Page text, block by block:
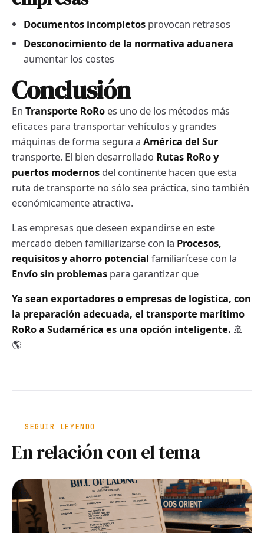
Documentos incompletos provocan retrasos
Desconocimiento de la normativa aduanera
aumentar los costes
Conclusión
En Transporte RoRo es uno de los métodos más
eficaces para transportar vehículos y grandes
máquinas de forma segura a América del Sur
transporte. El bien desarrollado Rutas RoRo y
puertos modernos del continente hacen que esta
ruta de transporte no sólo sea práctica, sino también
económicamente atractiva.
Las empresas que deseen expandirse en este
mercado deben familiarizarse con la Procesos,
requisitos y ahorro potencial familiarícese con la
Envío sin problemas para garantizar que
Ya sean exportadores o empresas de logística, con
la preparación adecuada, el transporte marítimo
RoRo a Sudamérica es una opción inteligente. 🚢
🌎
SEGUIR LEYENDO
En relación con el tema